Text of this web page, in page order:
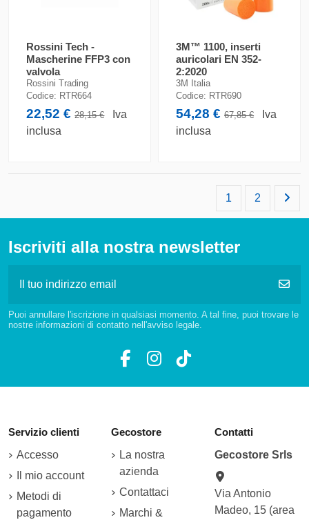
Rossini Tech -
Mascherine FFP3 con
valvola
Rossini Trading
Codice: RTR664
22,52 €28,15 €
Iva
inclusa
3M™ 1100, inserti
auricolari EN 352-
2:2020
3M Italia
Codice: RTR690
54,28 €67,85 €
Iva
inclusa
1 2
Iscriviti alla nostra newsletter
Puoi annullare l'iscrizione in qualsiasi momento. A tal fine, puoi trovare le
nostre informazioni di contatto nell'avviso legale.
Servizio clienti
Accesso
Il mio account
Metodi di
pagamento
Gecostore
La nostra
azienda
Contattaci
Marchi &
Contatti
Gecostore Srls
Via Antonio
Madeo, 15 (area